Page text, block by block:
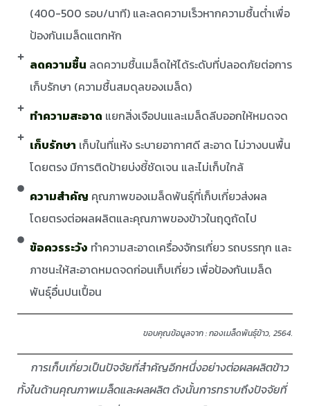
(400-500 รอบ/นาที) และลดความเร็วหากความชื้นต่ำเพื่อ
ป้องกันเมล็ดแตกหัก
ลดความชื้น ลดความชื้นเมล็ดให้ได้ระดับที่ปลอดภัยต่อการ
เก็บรักษา (ความชื้นสมดุลของเมล็ด)
ทำความสะอาด แยกสิ่งเจือปนและเมล็ดลีบออกให้หมดจด
เก็บรักษา เก็บในที่แห้ง ระบายอากาศดี สะอาด ไม่วางบนพื้น
โดยตรง มีการติดป้ายบ่งชี้ชัดเจน และไม่เก็บใกล้
ความสำคัญ คุณภาพของเมล็ดพันธุ์ที่เก็บเกี่ยวส่งผล
โดยตรงต่อผลผลิตและคุณภาพของข้าวในฤดูถัดไป
ข้อควรระวัง ทำความสะอาดเครื่องจักรเกี่ยว รถบรรทุก และ
ภาชนะให้สะอาดหมดจดก่อนเก็บเกี่ยว เพื่อป้องกันเมล็ด
พันธุ์อื่นปนเปื้อน
ขอบคุณข้อมูลจาก:กองเมล็ดพันธุ์ข้าว, 2564.
การเก็บเกี่ยวเป็นปัจจัยที่สำคัญอีกหนึ่งอย่างต่อผลผลิตข้าว
ทั้งในด้านคุณภาพเมล็ดและผลผลิต ดังนั้นการทราบถึงปัจจัยที่